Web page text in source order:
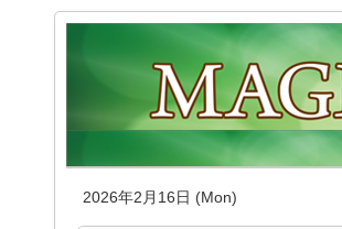
2026年2月16日 (Mon)